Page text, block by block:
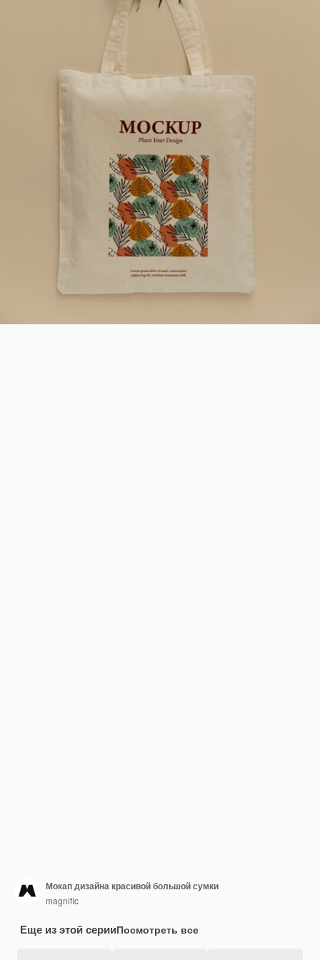
Мокап дизайна красивой большой сумки
magnific
Еще из этой серииПосмотреть все